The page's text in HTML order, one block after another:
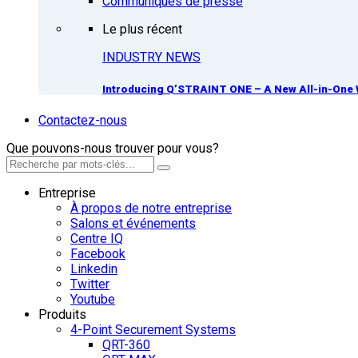
Le plus récent
INDUSTRY NEWS
Introducing Q’STRAINT ONE – A New All-in-
Contactez-nous
Que pouvons-nous trouver pour vous?
Entreprise
À propos de notre entreprise
Salons et événements
Centre IQ
Facebook
Linkedin
Twitter
Youtube
Produits
4-Point Securement Systems
QRT-360